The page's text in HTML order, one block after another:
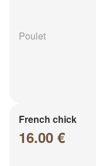
Poulet
French chick
16.00 €